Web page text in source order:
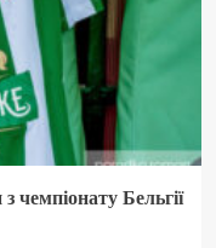
чемпіонату Бельгії